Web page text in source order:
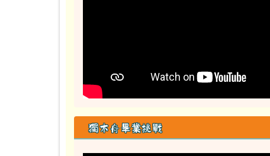
獨木舟畢業挑戰